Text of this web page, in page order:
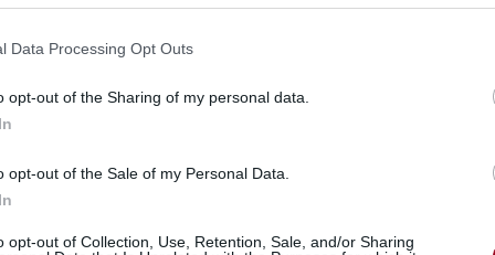
Data Processing Opt Outs
opt-out of the Sharing of my personal data.
opt-out of the Sale of my Personal Data.
opt-out of Collection, Use, Retention, Sale, and/or Sharing
sur